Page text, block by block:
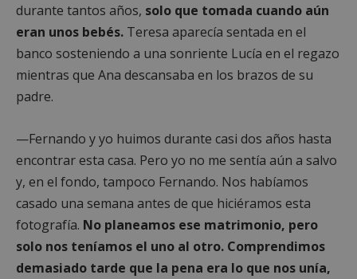
durante tantos años, solo que tomada cuando aún
eran unos bebés. Teresa aparecía sentada en el
banco sosteniendo a una sonriente Lucía en el regazo
mientras que Ana descansaba en los brazos de su
padre.
—Fernando y yo huimos durante casi dos años hasta
encontrar esta casa. Pero yo no me sentía aún a salvo
y, en el fondo, tampoco Fernando. Nos habíamos
casado una semana antes de que hiciéramos esta
fotografía. No planeamos ese matrimonio, pero
solo nos teníamos el uno al otro. Comprendimos
demasiado tarde que la pena era lo que nos unía,